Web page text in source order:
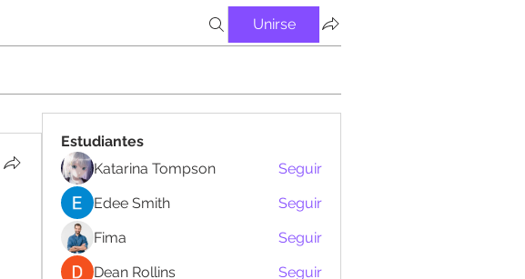
Unirse
Estudiantes
Katarina Tompson
Seguir
Edee Smith
Seguir
Fima
Seguir
Dean Rollins
Seguir